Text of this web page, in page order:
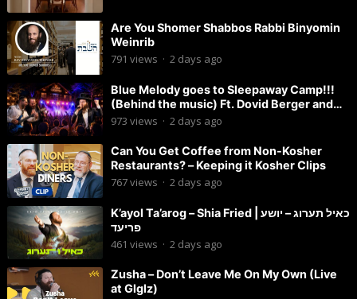
Are You Shomer Shabbos Rabbi Binyomin
Weinrib
791 views · 2 days ago
Blue Melody goes to Sleepaway Camp!!!
(Behind the music) Ft. Dovid Berger and
Chaim Brown
973 views · 2 days ago
Can You Get Coffee from Non-Kosher
Restaurants? – Keeping it Kosher Clips
767views · 2 days ago
K’ayol Ta’arog – Shia Fried | כאיל תערוג – יושע
פריעד
461 views · 2 days ago
Zusha – Don’t Leave Me On My Own (Live
at Glglz)